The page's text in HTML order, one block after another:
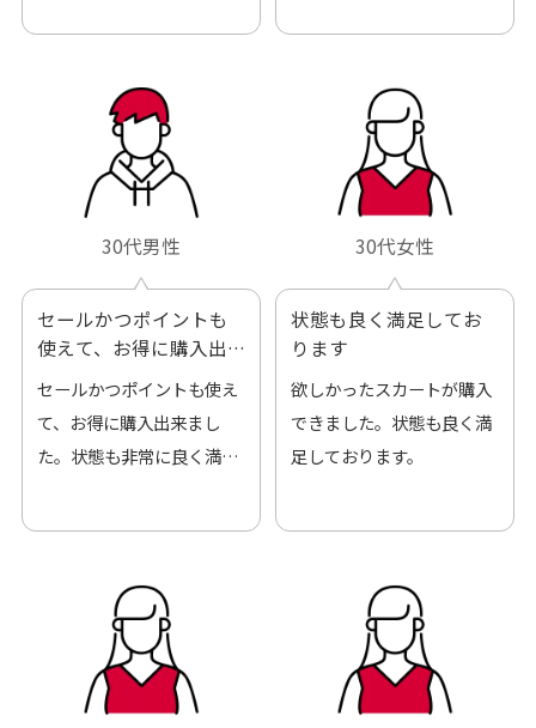
30代男性
セールかつポイントも
使えて、お得に購入出
来ました
セールかつポイントも使え
て、お得に購入出来まし
た。状態も非常に良く満足
30代女性
状態も良く満足してお
ります
欲しかったスカートが購入
できました。状態も良く満
足しております。